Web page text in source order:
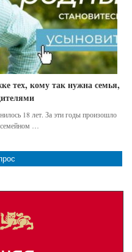
тех, кому так нужна семья,
18 лет. За эти годы произошло
…